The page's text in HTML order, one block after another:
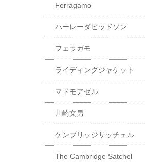
Ferragamo
ハーレーダビッドソン
フェラガモ
ライディングジャケット
マドモアゼル
川崎文男
ケンブリッジサッチェル
The Cambridge Satchel